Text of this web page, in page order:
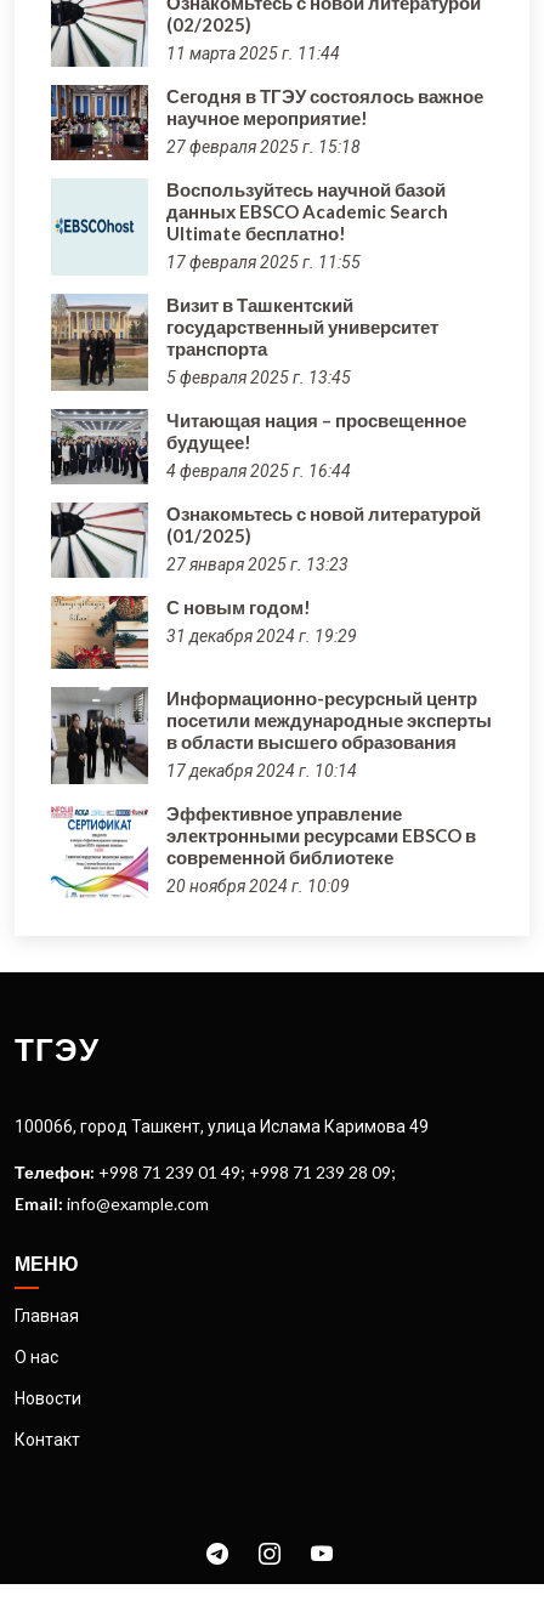
(02/2025)
11 марта 2025 г. 11:44
Сегодня в ТГЭУ состоялось важное
научное мероприятие!
27 февраля 2025 г. 15:18
Воспользуйтесь научной базой
данных EBSCO Academic Search
Ultimate бесплатно!
17 февраля 2025 г. 11:55
Визит в Ташкентский
государственный университет
транспорта
5 февраля 2025 г. 13:45
Читающая нация – просвещенное
будущее!
4 февраля 2025 г. 16:44
Ознакомьтесь с новой литературой
(01/2025)
27 января 2025 г. 13:23
С новым годом!
31 декабря 2024 г. 19:29
Информационно-ресурсный центр
посетили международные эксперты
в области высшего образования
17 декабря 2024 г. 10:14
Эффективное управление
электронными ресурсами EBSCO в
современной библиотеке
20 ноября 2024 г. 10:09
ТГЭУ
100066, город Ташкент, улица Ислама Каримова 49
Телефон: +998 71 239 01 49; +998 71 239 28 09;
Email: info@example.com
МЕНЮ
Главная
О нас
Новости
Контакт